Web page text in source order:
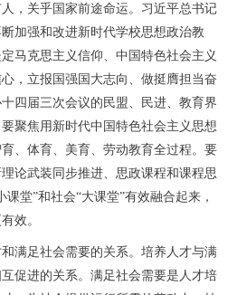
，关乎国家前途命运。习近平总书记
加强和改进新时代学校思想政治教
马克思主义信仰、中国特色社会主义
，立报国强国大志向、做挺膺担当奋
四届三次会议的民盟、民进、教育界
聚焦用新时代中国特色社会主义思想
、体育、美育、劳动教育全过程。要
论武装同步推进、思政课程和课程思
堂”和社会“大课堂”有效融合起来，
效。
足社会需要的关系。培养人才与满
促进的关系。满足社会需要是人才培